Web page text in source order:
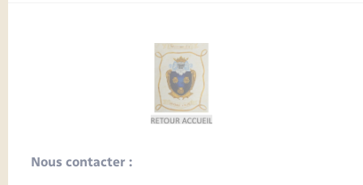
Nous contacter :